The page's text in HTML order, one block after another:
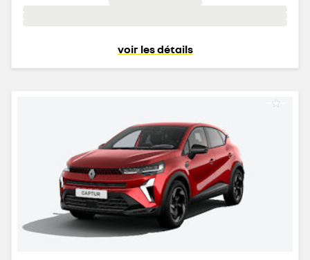
voir les détails